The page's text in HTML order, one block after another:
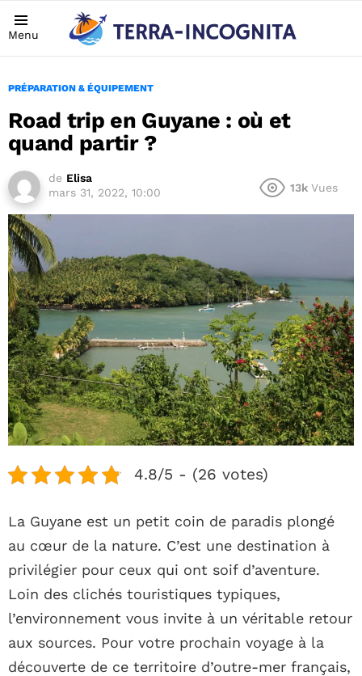
Menu
PRÉPARATION & ÉQUIPEMENT
Road trip en Guyane : où et
quand partir ?
de Elisa
mars 31, 2022, 10:00
13k Vues
4.8/5 - (26 votes)
La Guyane est un petit coin de paradis plongé
au cœur de la nature. C’est une destination à
privilégier pour ceux qui ont soif d’aventure.
Loin des clichés touristiques typiques,
l’environnement vous invite à un véritable retour
aux sources. Pour votre prochain voyage à la
découverte de ce territoire d’outre-mer français,